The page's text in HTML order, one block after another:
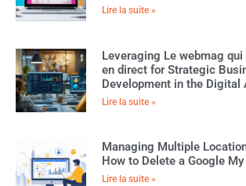
Lire la suite »
Leveraging Le webmag
en direct for Strategic
Development in the Digital
Lire la suite »
Managing Multiple
How to Delete a Google
Lire la suite »